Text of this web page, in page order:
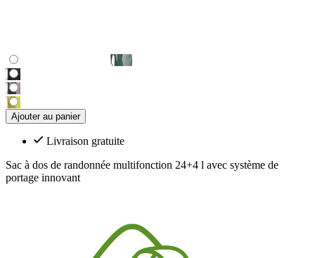
Ajouter au panier
Livraison gratuite
Sac à dos de randonnée multifonction 24+4 l avec système de
portage innovant